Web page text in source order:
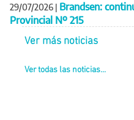
29/07/2026 | Brandsen:
Provincial Nº 215
Ver más noticias
Ver todas las noticias...